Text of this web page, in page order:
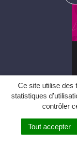
Ce site utilise des
statistiques
contrôler
Tout accepter
GESTION
MENTIONS